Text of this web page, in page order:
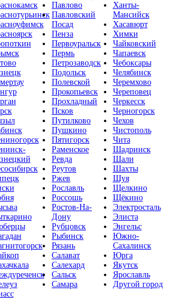
Павлово
Павловский
Посад
Пенза
Первоуральск
Пермь
Петрозаводск
Подольск
Полевской
Прокопьевск
Прохладный
Псков
Путилково
Пушкино
Пятигорск
Раменское
Ревда
Реутов
Ржев
Рославль
Россошь
Ростов-На-
Дону
Рубцовск
Рыбинск
Рязань
Салават
Салехард
Сальск
Самара
Ханты-
Мансийск
Хасавюрт
Химки
Чайковский
Чапаевск
Чебоксары
Челябинск
Черемхово
Череповец
Черкесск
Черногорск
Чехов
Чистополь
Чита
Шадринск
Шали
Шахты
Шуя
Щелкино
Щёкино
Электросталь
Элиста
Энгельс
Южно-
Сахалинск
Юрга
Якутск
Ярославль
Другой город